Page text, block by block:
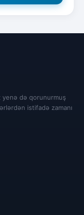
yenə də qorunurmuş
istifadə zamanı